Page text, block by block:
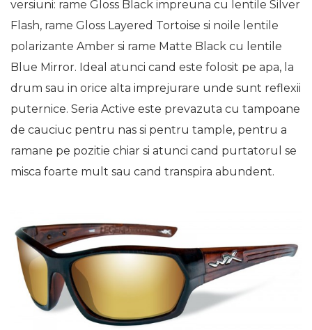
versiuni: rame Gloss Black impreuna cu lentile Silver
Flash, rame Gloss Layered Tortoise si noile lentile
polarizante Amber si rame Matte Black cu lentile
Blue Mirror. Ideal atunci cand este folosit pe apa, la
drum sau in orice alta imprejurare unde sunt reflexii
puternice. Seria Active este prevazuta cu tampoane
de cauciuc pentru nas si pentru tample, pentru a
ramane pe pozitie chiar si atunci cand purtatorul se
misca foarte mult sau cand transpira abundent.